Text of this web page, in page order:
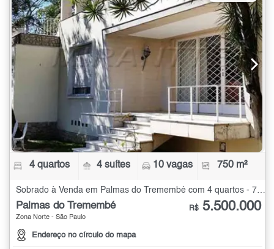
4 quartos 4 suítes 10 vagas 750 m²
Palmas do Tremembé
Zona Norte - São Paulo
Endereço no círculo do mapa
R$ 5.500.000